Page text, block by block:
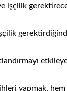
işçilik
yapmak,